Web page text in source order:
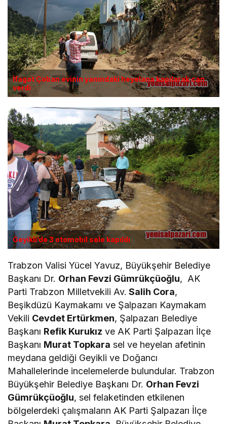
İfagat Çoban evinin yanındaki heyelana kapılarak can
verdi
Geyikli’de 3 otomobil sele kapıldı
Trabzon Valisi Yücel Yavuz, Büyükşehir Belediye
Başkanı Dr. Orhan Fevzi Gümrükçüoğlu, AK
Parti Trabzon Milletvekili Av. Salih Cora,
Beşikdüzü Kaymakamı ve Şalpazarı Kaymakam
Vekili Cevdet Ertürkmen, Şalpazarı Belediye
Başkanı Refik Kurukız ve AK Parti Şalpazarı İlçe
Başkanı Murat Topkara sel ve heyelan afetinin
meydana geldiği Geyikli ve Doğancı
Mahallelerinde incelemelerde bulundular. Trabzon
Büyükşehir Belediye Başkanı Dr. Orhan Fevzi
Gümrükçüoğlu, sel felaketinden etkilenen
bölgelerdeki çalışmaların AK Parti Şalpazarı İlçe